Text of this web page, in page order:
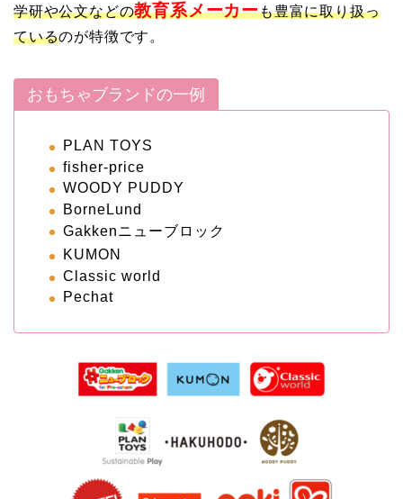
学研や公文などの教育系メーカーも豊富に取り扱っ
ているのが特徴です。
おもちゃブランドの一例
PLAN TOYS
fisher-price
WOODY PUDDY
BorneLund
Gakkenニューブロック
KUMON
Classic world
Pechat